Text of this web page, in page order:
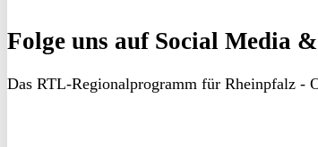
Folge uns auf Social Media
Das RTL-Regionalprogramm für Rheinpfalz -